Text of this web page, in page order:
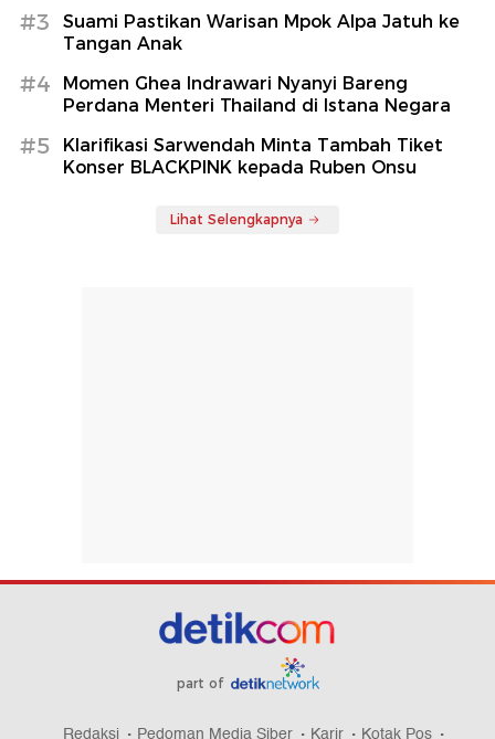
#3
Suami Pastikan Warisan Mpok Alpa Jatuh ke
Tangan Anak
#4
Momen Ghea Indrawari Nyanyi Bareng
Perdana Menteri Thailand di Istana Negara
#5
Klarifikasi Sarwendah Minta Tambah Tiket
Konser BLACKPINK kepada Ruben Onsu
Lihat Selengkapnya
part of
Redaksi Pedoman Media Siber Karir Kotak Pos